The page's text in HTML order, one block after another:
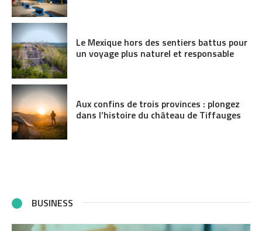
Le Mexique hors des sentiers battus pour
un voyage plus naturel et responsable
Aux confins de trois provinces : plongez
dans l’histoire du château de Tiffauges
BUSINESS